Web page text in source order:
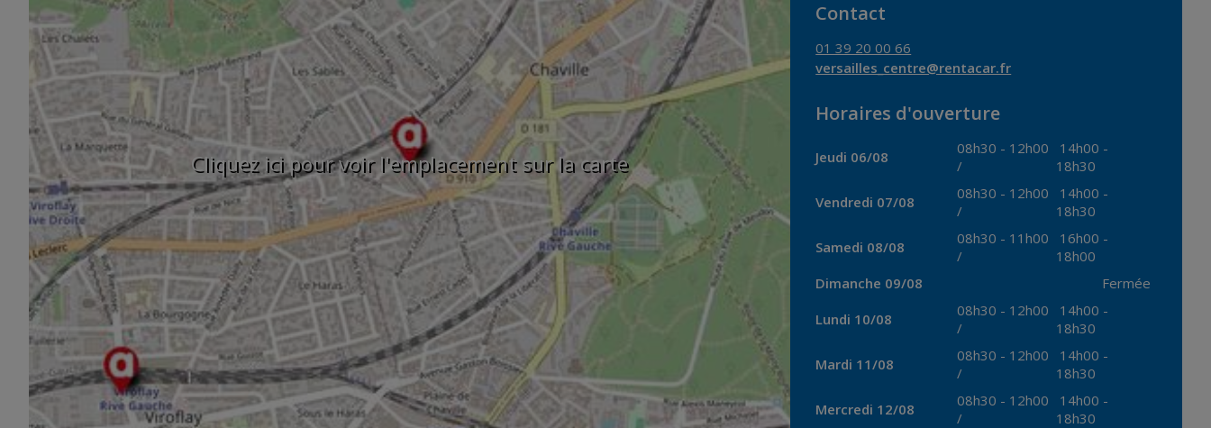
Cliquez ici pour voir l'emplacement sur la carte
Contact
01 39 20 00 66
versailles_centre@rentacar.fr
Horaires d'ouverture
Jeudi 06/08 08h30 - 12h00
/
14h00 -
18h30
Vendredi 07/08
08h30 - 12h00
/
14h00 -
18h30
Samedi 08/08
08h30 - 11h00
/
16h00 -
18h00
Dimanche 09/08
Fermée
Lundi 10/08
08h30 - 12h00
/
14h00 -
18h30
Mardi 11/08
08h30 - 12h00
/
14h00 -
18h30
Mercredi 12/08
08h30 - 12h00
/
14h00 -
18h30